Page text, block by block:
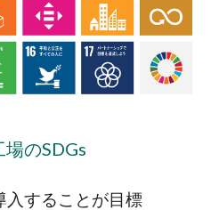
場のSDGs
入することが目標